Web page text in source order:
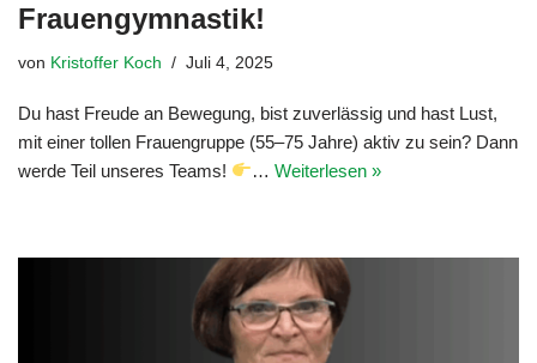
Frauengymnastik!
von Kristoffer Koch Juli 4, 2025
Du hast Freude an Bewegung, bist zuverlässig und hast Lust,
mit einer tollen Frauengruppe (55–75 Jahre) aktiv zu sein? Dann
werde Teil unseres Teams!
…Weiterlesen »